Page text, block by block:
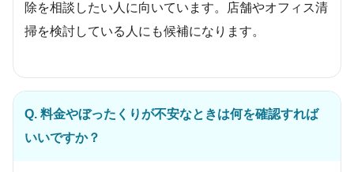
除を相談したい人に向いています。店舗やオフィス清
掃を検討している人にも候補になります。
Q. 料金やぼったくりが不安なときは何を確認すれば
いいですか？